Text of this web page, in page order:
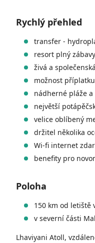
Rychlý přehled
transfer -
resort plný
živá a
možnost příplatku
nádherné pláže a
největší
velice oblíbený
držitel několika
Wi-fi internet
benefity pro
Poloha
150 km od letiště
v severní části
Lhaviyani Atoll,